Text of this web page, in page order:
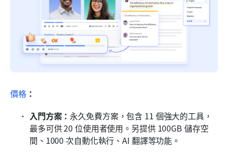
價格：
入門方案： 永久免費方案，包含 11 個強大的工具，
最多可供 20 位使用者使用。另提供 100GB 儲存空
間、1000 次自動化執行、AI 翻譯等功能。